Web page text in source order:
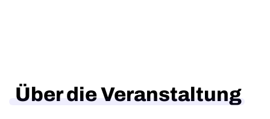
Über die Veranstaltung